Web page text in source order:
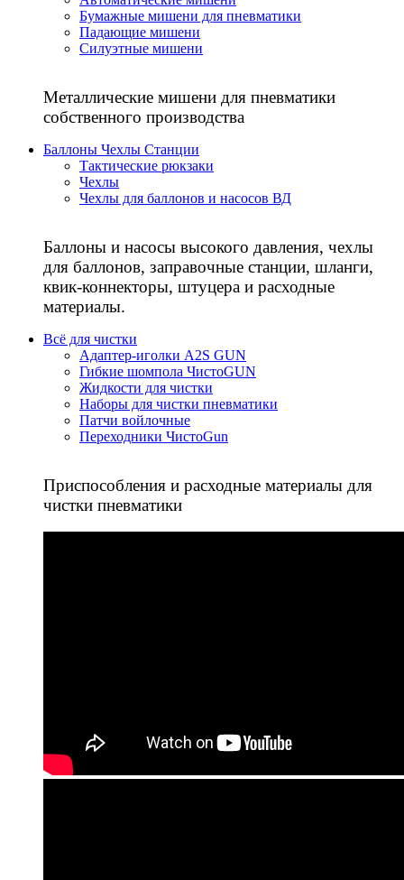
Бумажные мишени для пневматики
Падающие мишени
Силуэтные мишени
Металлические мишени для пневматики
собственного производства
Баллоны Чехлы Станции
Тактические рюкзаки
Чехлы
Чехлы для баллонов и насосов ВД
Баллоны и насосы высокого давления, чехлы
для баллонов, заправочные станции, шланги,
квик-коннекторы, штуцера и расходные
материалы.
Всё для чистки
Адаптер-иголки A2S GUN
Гибкие шомпола ЧистоGUN
Жидкости для чистки
Наборы для чистки пневматики
Патчи войлочные
Переходники ЧистоGun
Приспособления и расходные материалы для
чистки пневматики